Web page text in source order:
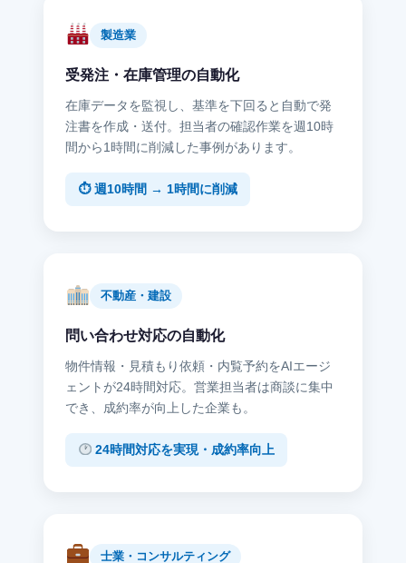
製造業
受発注・在庫管理の自動化
在庫データを監視し、基準を下回ると自動で発
注書を作成・送付。担当者の確認作業を週10時
間から1時間に削減した事例があります。
⏱ 週10時間 → 1時間に削減
不動産・建設
問い合わせ対応の自動化
物件情報・見積もり依頼・内覧予約をAIエージ
ェントが24時間対応。営業担当者は商談に集中
でき、成約率が向上した企業も。
24時間対応を実現・成約率向上
士業・コンサルティング